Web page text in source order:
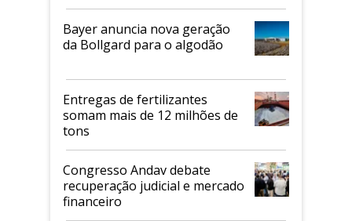
Bayer anuncia nova geração
da Bollgard para o algodão
Entregas de fertilizantes
somam mais de 12 milhões de
tons
Congresso Andav debate
recuperação judicial e mercado
financeiro